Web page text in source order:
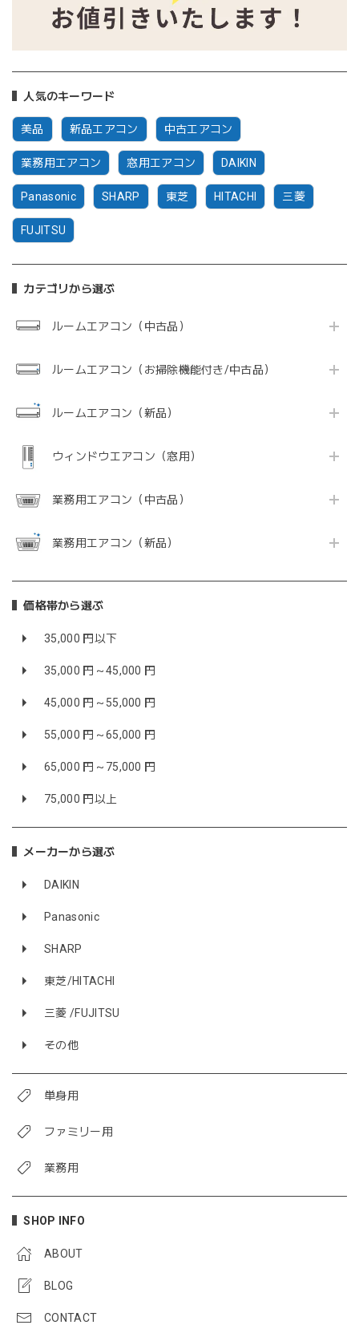
人気のキーワード
美品 新品エアコン 中古エアコン
業務用エアコン 窓用エアコン DAIKIN
Panasonic SHARP 東芝 HITACHI 三菱
FUJITSU
カテゴリから選ぶ
ルームエアコン（中古品）
ルームエアコン（お掃除機能付き/中古品）
ルームエアコン（新品）
ウィンドウエアコン（窓用）
業務用エアコン（中古品）
業務用エアコン（新品）
価格帯から選ぶ
35,000 円以下
35,000 円～45,000 円
45,000 円～55,000 円
55,000 円～65,000 円
65,000 円～75,000 円
75,000 円以上
メーカーから選ぶ
DAIKIN
Panasonic
SHARP
東芝/HITACHI
三菱 /FUJITSU
その他
単身用
ファミリー用
業務用
SHOP INFO
ABOUT
BLOG
CONTACT